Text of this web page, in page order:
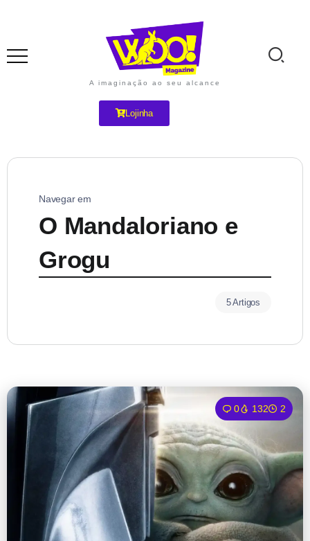
A imaginação ao seu alcance
Lojinha
Navegar em
O Mandaloriano e
Grogu
5 Artigos
0 132 2